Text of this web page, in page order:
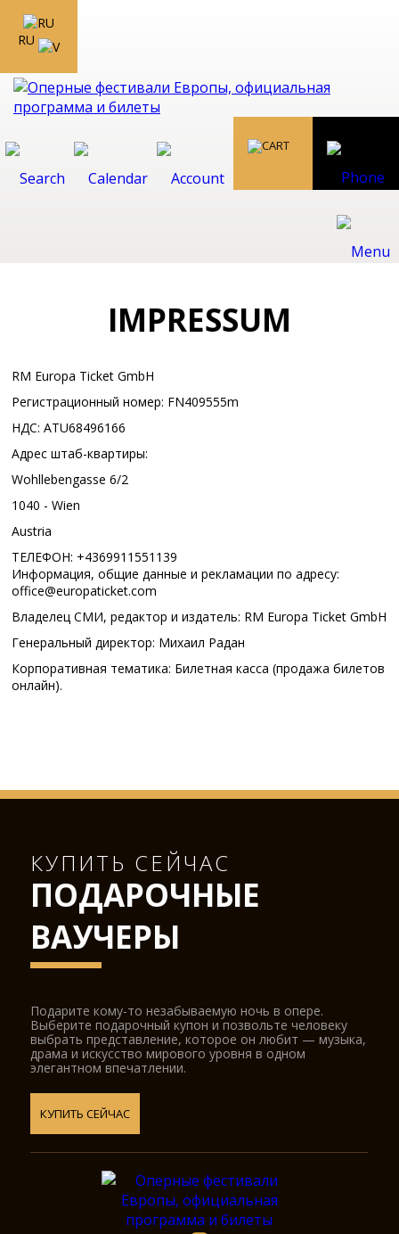
RU
IMPRESSUM
RM Europa Ticket GmbH
Регистрационный номер: FN409555m
НДС: ATU68496166
Адрес штаб-квартиры:
Wohllebengasse 6/2
1040 - Wien
Austria
ТЕЛЕФОН: +4369911551139
Информация, общие данные и рекламации по адресу:
office@europaticket.com
Владелец СМИ, редактор и издатель: RM Europa Ticket GmbH
Генеральный директор: Михаил Радан
Корпоративная тематика: Билетная касса (продажа билетов
онлайн).
КУПИТЬ СЕЙЧАС
ПОДАРОЧНЫЕ
ВАУЧЕРЫ
Подарите кому-то незабываемую ночь в опере.
Выберите подарочный купон и позвольте человеку
выбрать представление, которое он любит — музыка,
драма и искусство мирового уровня в одном
элегантном впечатлении.
КУПИТЬ СЕЙЧАС